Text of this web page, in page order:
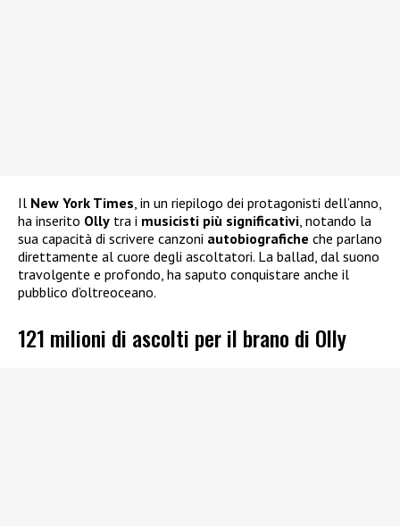
Il New York Times, in un riepilogo dei protagonisti dell’anno,
ha inserito Olly tra i musicisti più significativi, notando la
sua capacità di scrivere canzoni autobiografiche che parlano
direttamente al cuore degli ascoltatori. La ballad, dal suono
travolgente e profondo, ha saputo conquistare anche il
pubblico d’oltreoceano.
121 milioni di ascolti per il brano di Olly